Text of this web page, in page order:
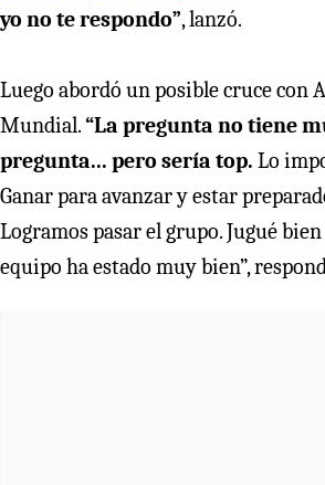
yo no te respondo”, lanzó.
Luego abordó un posible cruce con
Mundial.“La pregunta no tiene
pregunta... pero sería top. Lo
Ganar para avanzar y estar
Logramos pasar el grupo. Jugué
equipo ha estado muy bien”,